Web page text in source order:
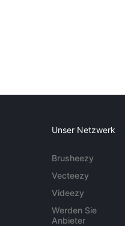
Unser Netzwerk
Brusheezy
Vecteezy
Videezy
Werden Sie
Anbieter